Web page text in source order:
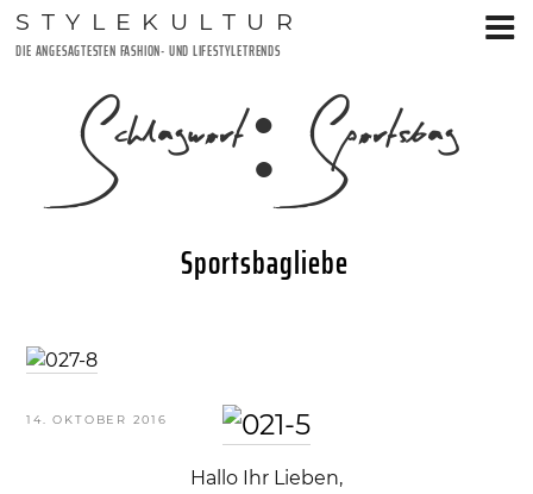
Zum
Inhalt
STYLEKULTUR
DIE ANGESAGTESTEN FASHION- UND LIFESTYLETRENDS
Schlagwort: Sportsbag
VERÖFFENTLICHT
14. OKTOBER 2016
Sportsbagliebe
Hallo Ihr Lieben,